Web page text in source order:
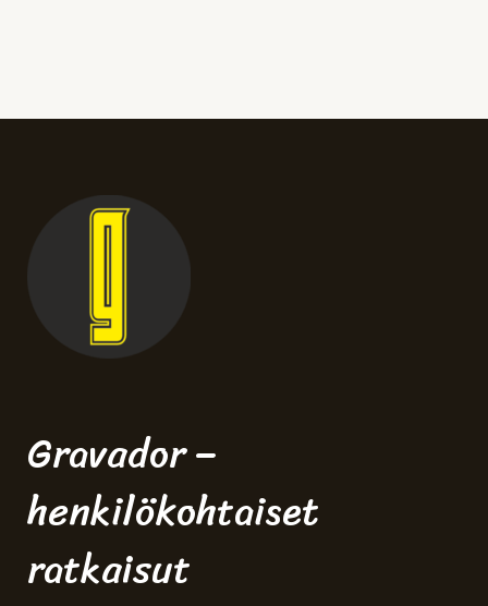
Gravador –
henkilökohtaiset
ratkaisut